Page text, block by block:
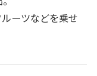
ーツなどを乗せ